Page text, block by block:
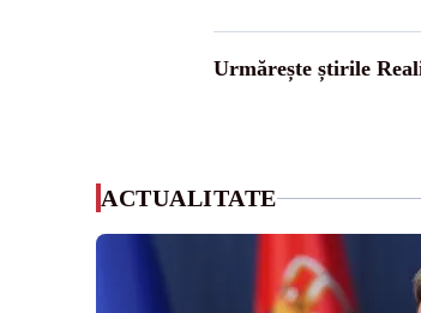
Urmărește știrile
ACTUALITATE